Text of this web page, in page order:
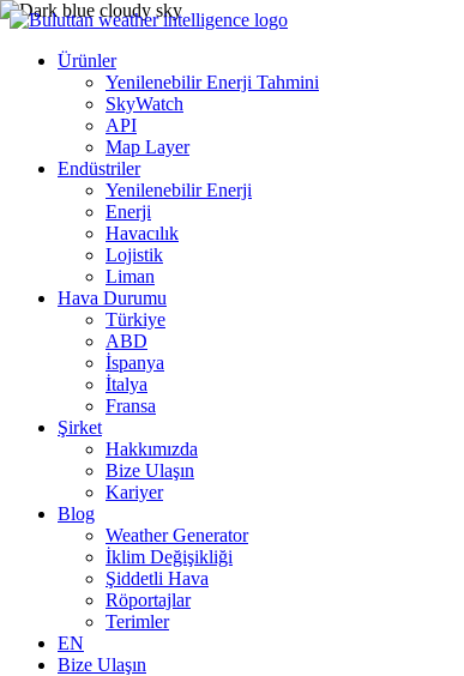
Ürünler
Yenilenebilir Enerji Tahmini
SkyWatch
API
Map Layer
Endüstriler
Yenilenebilir Enerji
Enerji
Havacılık
Lojistik
Liman
Hava Durumu
Türkiye
ABD
İspanya
İtalya
Fransa
Şirket
Hakkımızda
Bize Ulaşın
Kariyer
Blog
Weather Generator
İklim Değişikliği
Şiddetli Hava
Röportajlar
Terimler
EN
Bize Ulaşın